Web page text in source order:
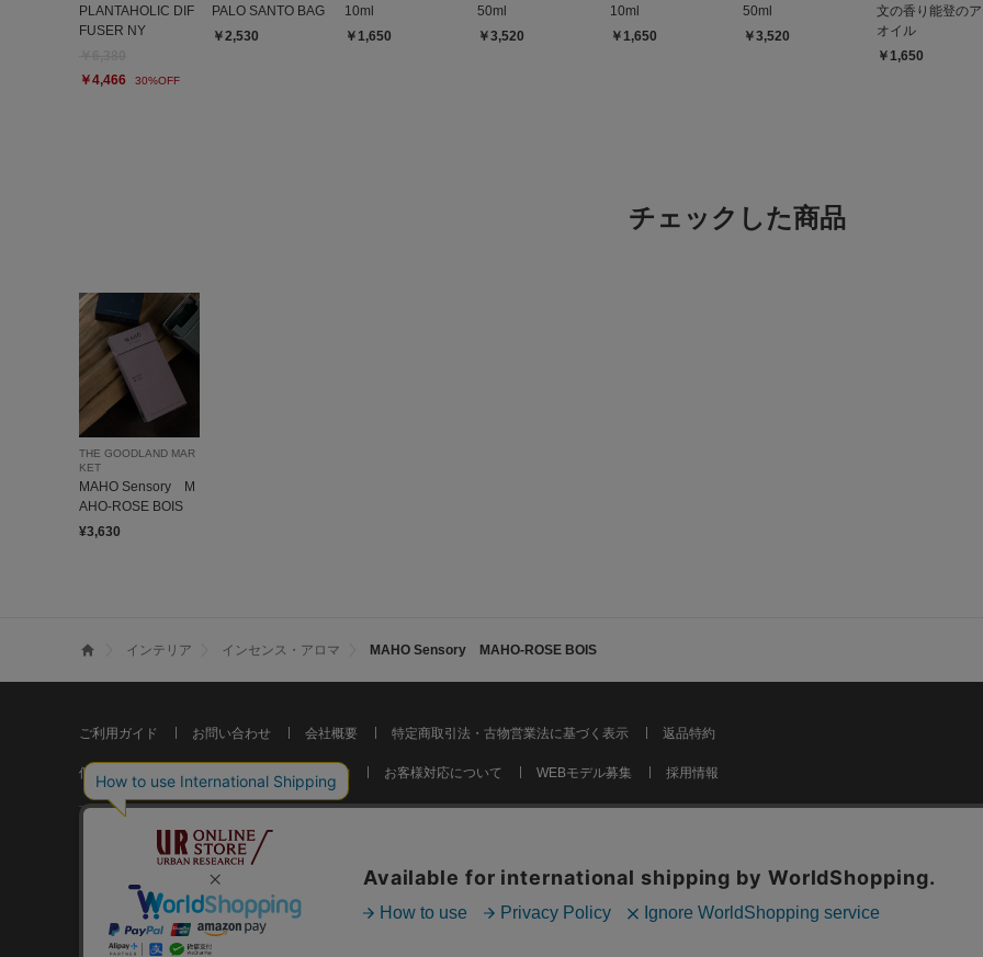
PLANTAHOLIC DIF
FUSER NY
￥4,466
30%OFF
PALO SANTO BAG
￥2,530
10ml
￥1,650
50ml
￥3,520
10ml
￥1,650
50ml
￥3,520
文の香り能登の
オイル
￥1,650
チェックした商品
THE GOODLAND MAR
KET
MAHO Sensory M
AHO-ROSE BOIS
¥3,630
インテリア インセンス・アロマ MAHO Sensory MAHO-ROSE BOIS
ご利用ガイド お問い合わせ 会社概要 特定商取引法・古物営業法に基づく表示 返品特約
個人情報の取り扱いについて ご利用規約 お客様対応について WEBモデル募集 採用情報